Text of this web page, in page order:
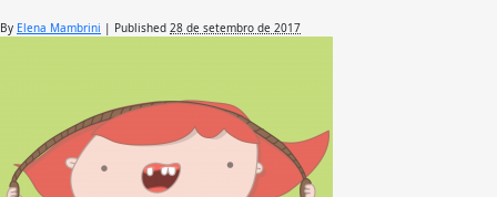
By Elena Mambrini | Published 28 de setembro de 2017